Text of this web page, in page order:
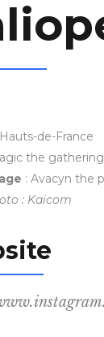
de-France
the gathering
: Avacyn the
: Kaicom